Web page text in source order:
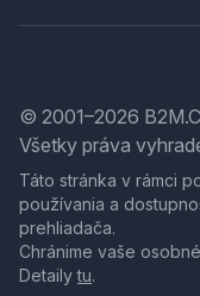
© 2001–2026
Všetky práva
Táto stránka v rámci
používania a
prehliadača.
Chránime vaše
Detailytu.